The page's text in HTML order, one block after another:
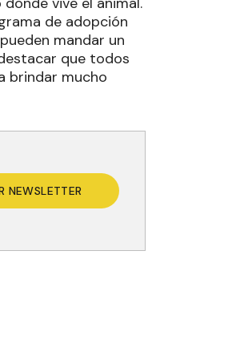
de adopción
mandar un
que todos
brindar mucho
NEWSLETTER